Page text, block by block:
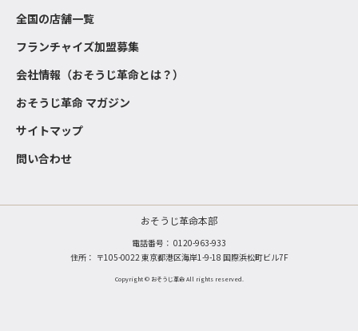
全国の店舗一覧
フランチャイズ加盟募集
会社情報（おそうじ革命とは？）
おそうじ革命 マガジン
サイトマップ
問い合わせ
おそうじ革命本部
電話番号： 0120-963-933
住所： 〒105-0022 東京都港区海岸1-9-18 国際浜松町ビル7F
Copyright © おそうじ革命 All rights reserved.